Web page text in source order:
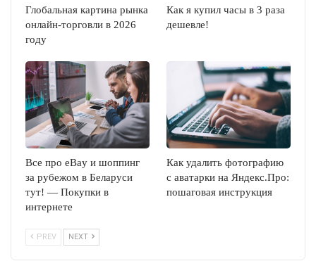
Глобальная картина рынка
онлайн-торговли в 2026
году
Как я купил часы в 3 раза
дешевле!
Все про eBay и шоппинг
за рубежом в Беларуси
тут! — Покупки в
интернете
Как удалить фотографию
с аватарки на Яндекс.Про:
пошаговая инструкция
PREV NEXT